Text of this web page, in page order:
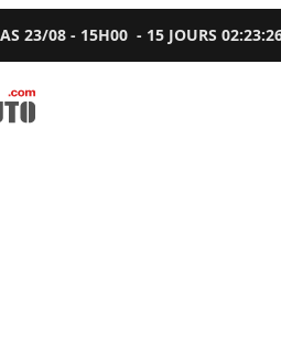
23/08 - 15H00 - 15 JOURS02:23: